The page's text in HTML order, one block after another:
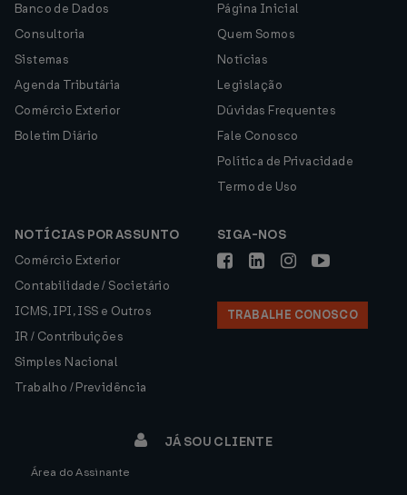
Banco de Dados
Consultoria
Sistemas
Agenda Tributária
Comércio Exterior
Boletim Diário
Página Inicial
Quem Somos
Notícias
Legislação
Dúvidas Frequentes
Fale Conosco
Política de Privacidade
Termo de Uso
NOTÍCIAS POR ASSUNTO
Comércio Exterior
Contabilidade / Societário
ICMS, IPI, ISS e Outros
IR / Contribuições
Simples Nacional
Trabalho / Previdência
SIGA-NOS
TRABALHE CONOSCO
JÁ SOU CLIENTE
Área do Assinante